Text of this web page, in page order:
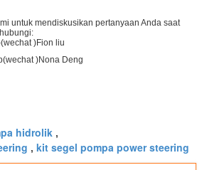
untuk mendiskusikan pertanyaan Anda saat
)Fion liu
)Nona Deng
hidrolik ,
, kit segel pompa power steering